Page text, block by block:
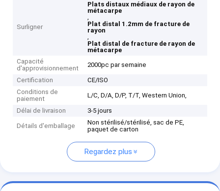
Surligner
Plats distaux médiaux de rayon de
métacarpe
,
Plat distal 1.2mm de fracture de
rayon
,
Plat distal de fracture de rayon de
métacarpe
Capacité
d'approvisionnement
2000pc par semaine
Certification
CE/ISO
Conditions de
paiement
L/C, D/A, D/P, T/T, Western Union,
Délai de livraison 3-5 jours
Détails d'emballage
Non stérilisé/stérilisé, sac de PE,
paquet de carton
Regardez plus